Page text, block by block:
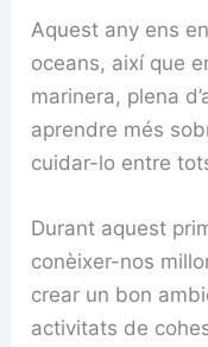
Aquest any ens
oceans, així que
marinera, plena
aprendre més
cuidar-lo entre
Durant aquest
conèixer-nos
crear un bon
activitats de